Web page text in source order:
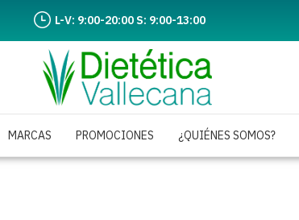
L-V: 9:00-20:00 S: 9:00-13:00
MARCAS PROMOCIONES ¿QUIÉNES SOMOS?